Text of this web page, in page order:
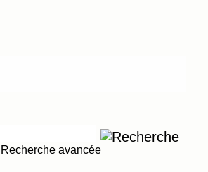
Recherche avancée